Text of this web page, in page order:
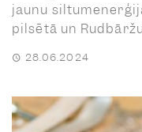
jaunu
pilsētā un
28.06.2024